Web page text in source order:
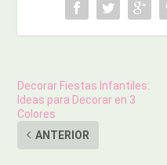
Decorar Fiestas Infantiles:
Ideas para Decorar en 3
Colores
ANTERIOR